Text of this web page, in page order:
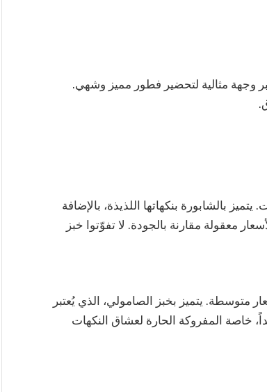
وجهة مثالية لتحضير فطور مميز وشهي.
بالشابورة بنكهاتها اللذيذة، بالإضافة
معقولة مقارنة بالجودة. لا تفوّتوا خبز
متوسطة. يتميز بخبز الصامولي، الذي يُعتبر
خاصة المفروكة الحارة لعشاق النكهات